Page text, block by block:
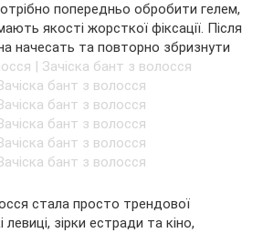
попередньо обробити гелем,
якості жорсткої фіксації. Після
начесать та повторно збризнути
стала просто трендової
левиці, зірки естради та кіно,